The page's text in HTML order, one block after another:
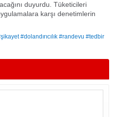
duyurdu. Tüketicileri
karşı denetimlerin
#dolandırıcılık #randevu #tedbir